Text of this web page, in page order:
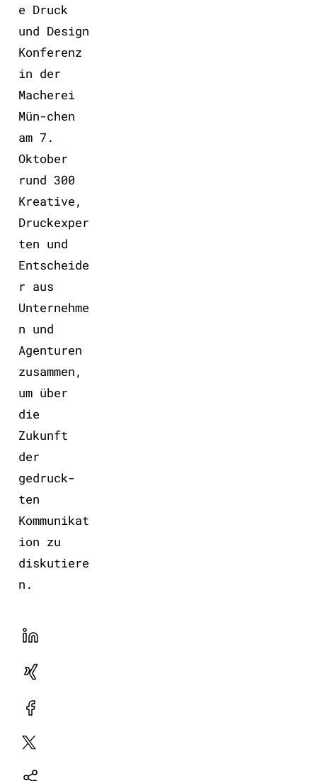
e Druck
und Design
Konferenz
in der
Macherei
Mün-chen
am 7.
Oktober
rund 300
Kreative,
Druckexper
ten und
Entscheide
r aus
Unternehme
n und
Agenturen
zusammen,
um über
die
Zukunft
der
gedruck-
ten
Kommunikat
ion zu
diskutiere
n.
LinekdIn
Xing
Facebook
Plattform